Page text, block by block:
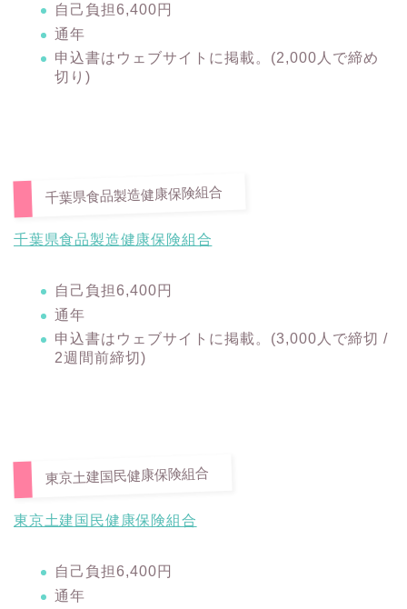
自己負担6,400円
通年
申込書はウェブサイトに掲載。(2,000人で締め
切り)
千葉県食品製造健康保険組合
千葉県食品製造健康保険組合
自己負担6,400円
通年
申込書はウェブサイトに掲載。(3,000人で締切 /
2週間前締切)
東京土建国民健康保険組合
東京土建国民健康保険組合
自己負担6,400円
通年